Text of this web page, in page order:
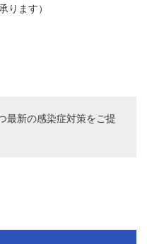
ります）
最新の感染症対策をご提